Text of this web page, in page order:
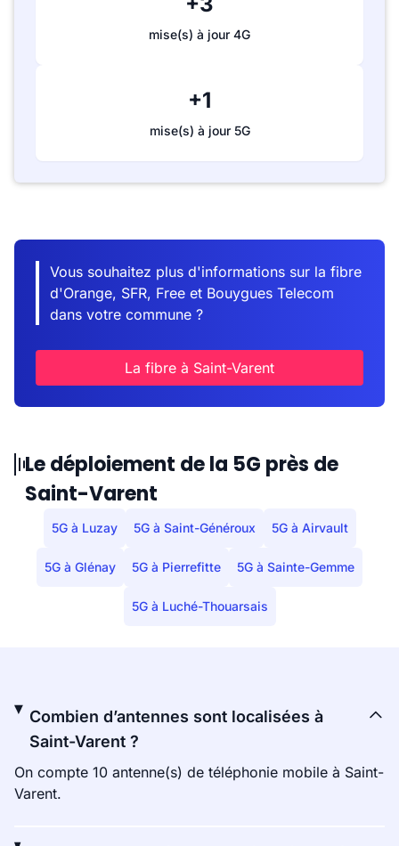
mise(s) à jour 4G
+1
mise(s) à jour 5G
Vous souhaitez plus d'informations sur la fibre
d'Orange, SFR, Free et Bouygues Telecom
dans votre commune ?
La fibre à Saint-Varent
Le déploiement de la 5G près de
Saint-Varent
5G à Luzay 5G à Saint-Généroux 5G à Airvault
5G à Glénay 5G à Pierrefitte 5G à Sainte-Gemme
5G à Luché-Thouarsais
Combien d’antennes sont localisées à
Saint-Varent ?
On compte 10 antenne(s) de téléphonie mobile à Saint-
Varent.